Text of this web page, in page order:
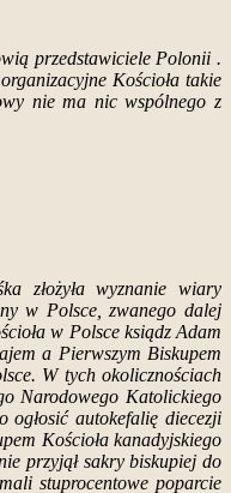
przedstawiciele Polonii .
Kościoła takie
nie ma nic wspólnego z
złożyła wyznanie wiary
w Polsce, zwanego dalej
w Polsce ksiądz Adam
a Pierwszym Biskupem
W tych okolicznościach
Narodowego Katolickiego
autokefalię diecezji
Kościoła kanadyjskiego
przyjął sakry biskupiej do
stuprocentowe poparcie